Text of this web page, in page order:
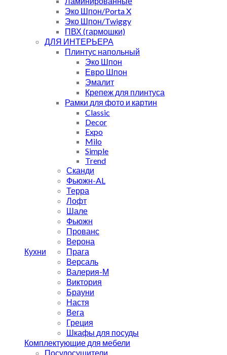
Эко Шпон/Porta X
Эко Шпон/Twiggy
ПВХ (гармошки)
ДЛЯ ИНТЕРЬЕРА
Плинтус напольный
Эко Шпон
Евро Шпон
Эмалит
Крепеж для плинтуса
Рамки для фото и картин
Classic
Decor
Expo
Milo
Simple
Trend
Кухни
Сканди
Фьюжн-AL
Терра
Лофт
Шале
Фьюжн
Прованс
Верона
Прага
Версаль
Валерия-М
Виктория
Брауни
Настя
Вега
Греция
Шкафы для посуды
Комплектующие для мебели
Посудосушители